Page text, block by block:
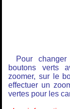
Pour
boutons verts
zoomer, sur le
effectuer un
vertes pour les